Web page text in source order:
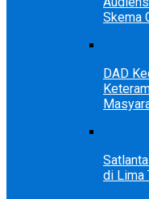
Skema
DAD
di Lima